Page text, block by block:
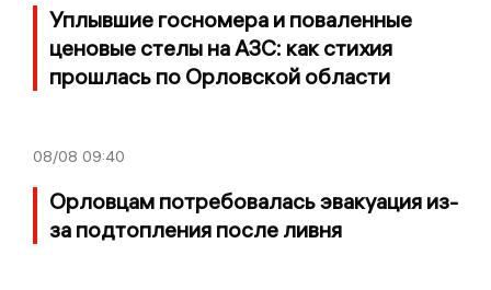
Уплывшие госномера и поваленные
ценовые стелы на АЗС: как стихия
прошлась по Орловской области
08/08 09:40
Орловцам потребовалась эвакуация из-
за подтопления после ливня